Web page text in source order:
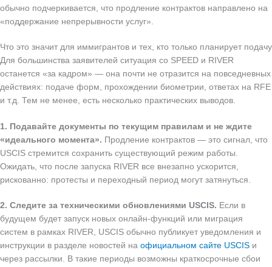
обычно подчеркивается, что продление контрактов направлено на
«поддержание непрерывности услуг».
Что это значит для иммигрантов и тех, кто только планирует подачу
Для большинства заявителей ситуация со SPEED и RIVER
останется «за кадром» — она почти не отразится на повседневных
действиях: подаче форм, прохождении биометрии, ответах на RFE
и т.д. Тем не менее, есть несколько практических выводов.
1. Подавайте документы по текущим правилам и не ждите
«идеального момента». Продление контрактов — это сигнал, что
USCIS стремится сохранить существующий режим работы.
Ожидать, что после запуска RIVER все внезапно ускорится,
рискованно: протесты и переходный период могут затянуться.
2. Следите за техническими обновлениями USCIS. Если в
будущем будет запуск новых онлайн‑функций или миграция
систем в рамках RIVER, USCIS обычно публикует уведомления и
инструкции в разделе новостей на официальном сайте USCIS и
через рассылки. В такие периоды возможны краткосрочные сбои